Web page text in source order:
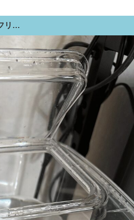
店舗・オフィス・フリードリンク